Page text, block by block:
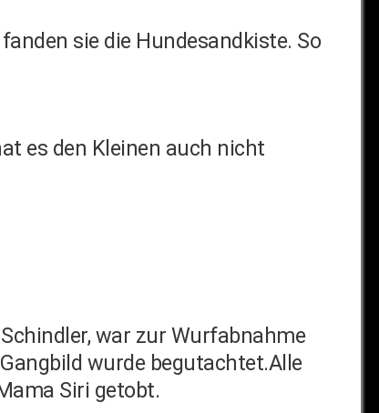
sie die Hundesandkiste. So
es den Kleinen auch nicht
war zur Wurfabnahme
wurde begutachtet.Alle
Siri getobt.